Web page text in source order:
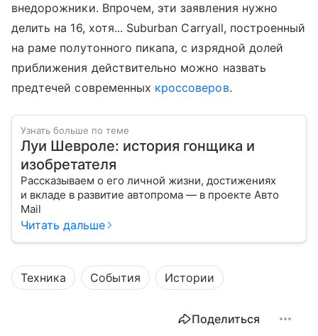
внедорожники. Впрочем, эти заявления нужно
делить на 16, хотя... Suburban Carryall, построенный
на раме полутонного пикапа, с изрядной долей
приближения действительно можно назвать
предтечей современных кроссоверов.
Узнать больше по теме
Луи Шевроле: история гонщика и
изобретателя
Рассказываем о его личной жизни, достижениях
и вкладе в развитие автопрома — в проекте Авто
Mail
Читать дальше
Техника События Истории
Поделиться